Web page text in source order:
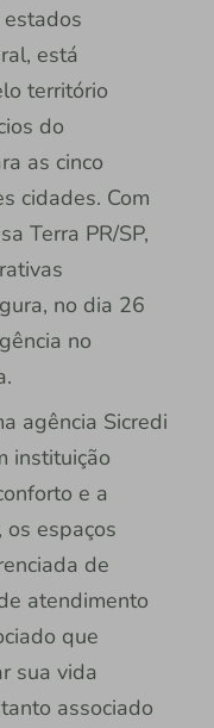
está
território
do
as cinco
cidades. Com
Terra PR/SP,
no dia 26
no
agência Sicredi
instituição
e a
espaços
de
atendimento
que
sua vida
associado